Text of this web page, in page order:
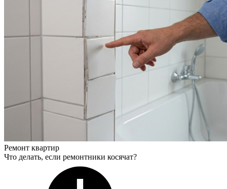
Ремонт квартир
Что делать, если ремонтники косячат?